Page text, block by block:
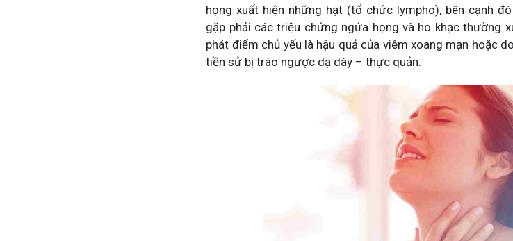
họng xuất hiện những hạt (tổ chức lympho), bên cạnh
gặp phải các triệu chứng ngứa họng và ho khạc thường
phát điểm chủ yếu là hậu quả của viêm xoang mạn hoặc
tiền sử bị trào ngược dạ dày – thực quản.